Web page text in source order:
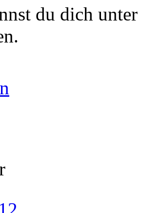
du dich unter